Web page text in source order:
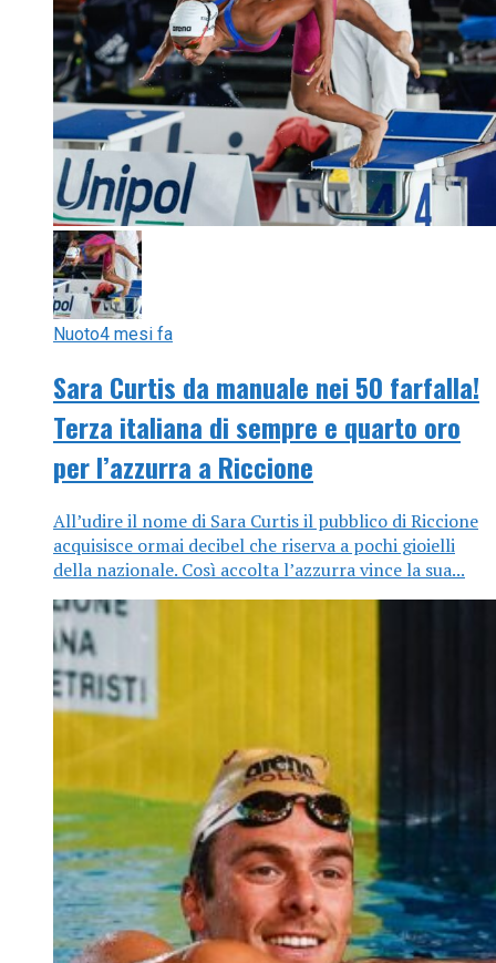
Nuoto4 mesi fa
Sara Curtis da manuale nei 50 farfalla!
Terza italiana di sempre e quarto oro
per l’azzurra a Riccione
All’udire il nome di Sara Curtis il pubblico di Riccione
acquisisce ormai decibel che riserva a pochi gioielli
della nazionale. Così accolta l’azzurra vince la sua...